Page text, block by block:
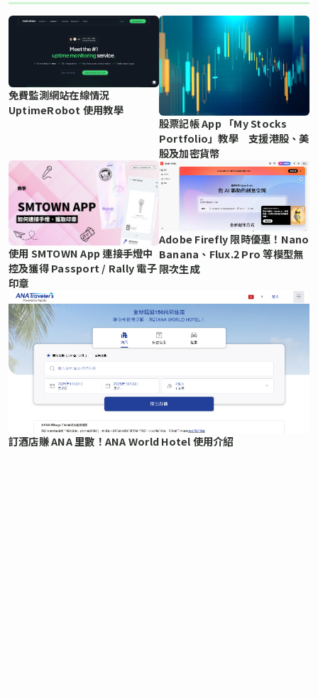
免費監測網站在線情況
UptimeRobot 使用教學
股票記帳 App 「My Stocks
Portfolio」教學 支援港股、美
股及加密貨幣
使用 SMTOWN App 連接手燈中
控及獲得 Passport / Rally 電子
印章
Adobe Firefly 限時優惠！Nano
Banana、Flux.2 Pro 等模型無
限次生成
訂酒店賺 ANA 里數！ANA World Hotel 使用介紹